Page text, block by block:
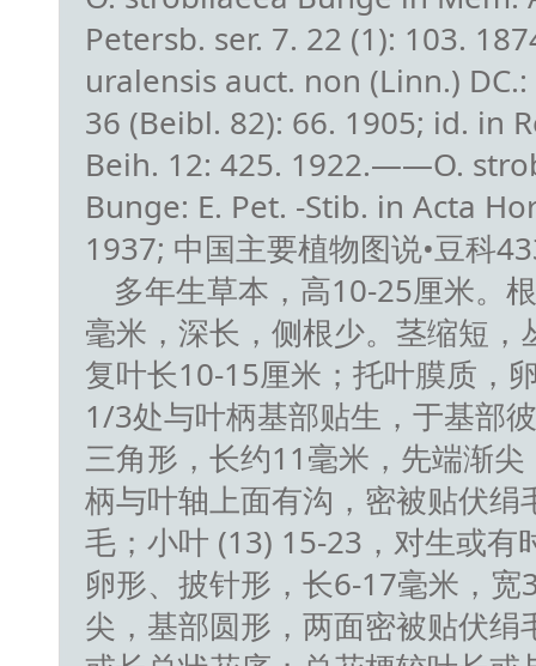
Petersb. ser. 7. 22 (1): 103.
uralensis auct. non (Linn.)
36 (Beibl. 82): 66. 1905; id. in
Beih. 12: 425. 1922.——O.
Bunge: E. Pet. -Stib. in Acta
1937; 中国主要植物图说•豆科
多年生草本，高10-25厘米。
毫米，深长，侧根少。茎缩短，
复叶长10-15厘米；托叶膜质，
1/3处与叶柄基部贴生，于基部
三角形，长约11毫米，先端渐
柄与叶轴上面有沟，密被贴伏绢
毛；小叶 (13) 15-23，对生或有
卵形、披针形，长6-17毫米，宽
尖，基部圆形，两面密被贴伏绢